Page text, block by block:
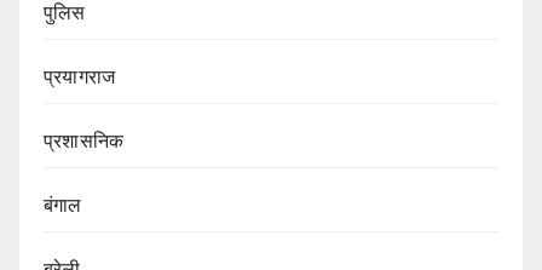
पुलिस
प्रयागराज
प्रशासनिक
बंगाल